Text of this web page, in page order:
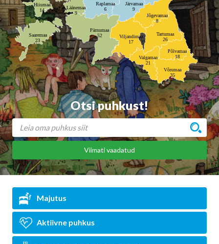
Hiiumaa
14
Saaremaa
23
Läänemaa
9
Pärnumaa
52
Raplamaa
6
Järvamaa
9
Viljandimaa
17
Jõgevamaa
8
Tartumaa
26
Valgamaa
21
Põlvamaa
18
Võrumaa
35
Otsi puhkust!
Viimati vaadatud
Majutus
Aktiivne puhkus